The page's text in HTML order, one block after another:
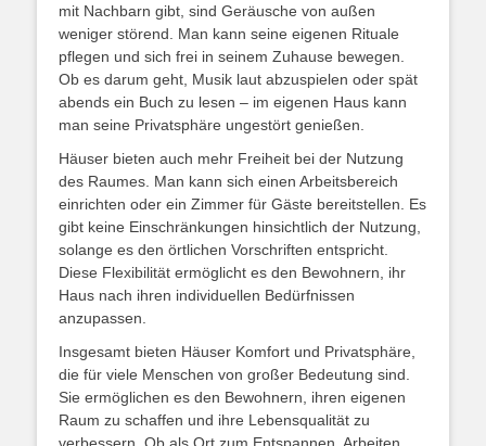
mit Nachbarn gibt, sind Geräusche von außen
weniger störend. Man kann seine eigenen Rituale
pflegen und sich frei in seinem Zuhause bewegen.
Ob es darum geht, Musik laut abzuspielen oder spät
abends ein Buch zu lesen – im eigenen Haus kann
man seine Privatsphäre ungestört genießen.
Häuser bieten auch mehr Freiheit bei der Nutzung
des Raumes. Man kann sich einen Arbeitsbereich
einrichten oder ein Zimmer für Gäste bereitstellen. Es
gibt keine Einschränkungen hinsichtlich der Nutzung,
solange es den örtlichen Vorschriften entspricht.
Diese Flexibilität ermöglicht es den Bewohnern, ihr
Haus nach ihren individuellen Bedürfnissen
anzupassen.
Insgesamt bieten Häuser Komfort und Privatsphäre,
die für viele Menschen von großer Bedeutung sind.
Sie ermöglichen es den Bewohnern, ihren eigenen
Raum zu schaffen und ihre Lebensqualität zu